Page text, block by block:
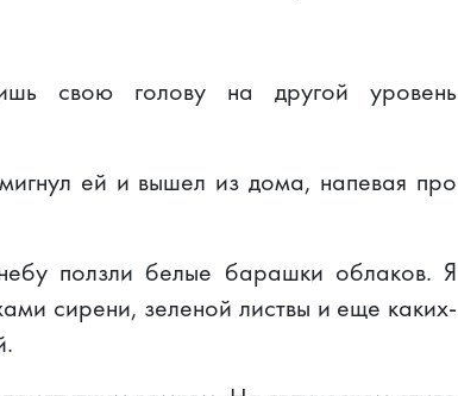
свою голову на другой уровень
ей и вышел из дома, напевая про
ползли белые барашки облаков. Я
сирени, зеленой листвы и еще каких-